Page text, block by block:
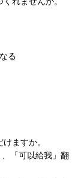
る
ますか。
「可以給我」翻